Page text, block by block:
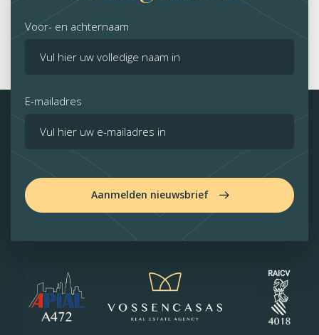
Voor- en achternaam
E-mailadres
Aanmelden nieuwsbrief